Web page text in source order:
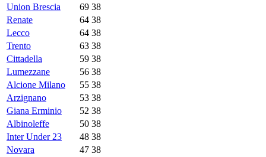
Union Brescia
69 38
Renate
64 38
Lecco
64 38
Trento
63 38
Cittadella
59 38
Lumezzane
56 38
Alcione Milano
55 38
Arzignano
53 38
Giana Erminio
52 38
Albinoleffe
50 38
Inter Under 23
48 38
Novara
47 38